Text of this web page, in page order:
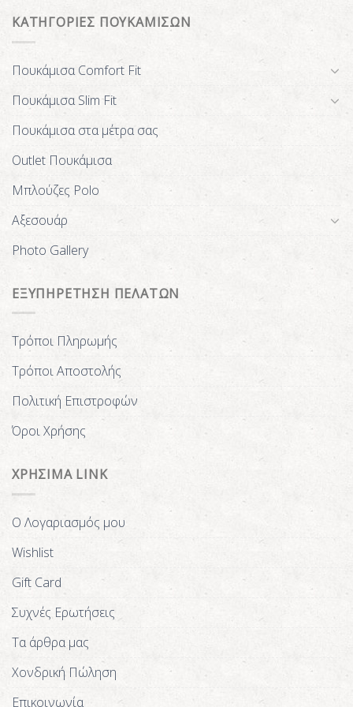
ΚΑΤΗΓΟΡΙΕΣ ΠΟΥΚΑΜΙΣΩΝ
Πουκάμισα Comfort Fit
Πουκάμισα Slim Fit
Πουκάμισα στα μέτρα σας
Outlet Πουκάμισα
Μπλούζες Polo
Αξεσουάρ
Photo Gallery
ΕΞΥΠΗΡΕΤΗΣΗ ΠΕΛΑΤΩΝ
Τρόποι Πληρωμής
Τρόποι Αποστολής
Πολιτική Επιστροφών
Όροι Χρήσης
ΧΡΗΣΙΜΑ LINK
Ο Λογαριασμός μου
Wishlist
Gift Card
Συχνές Ερωτήσεις
Τα άρθρα μας
Χονδρική Πώληση
Επικοινωνία